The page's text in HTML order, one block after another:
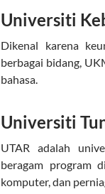
Universiti
Dikenal karena
berbagai bidang,
bahasa.
Universiti
UTAR adalah
beragam program
komputer, dan